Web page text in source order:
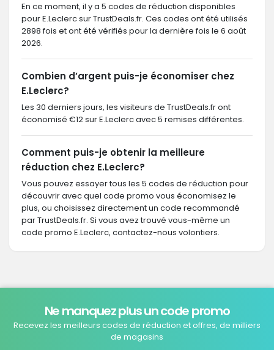
En ce moment, il y a 5 codes de réduction disponibles
pour E.Leclerc sur TrustDeals.fr. Ces codes ont été utilisés
2898 fois et ont été vérifiés pour la dernière fois le 6 août
2026.
Combien d’argent puis-je économiser chez
E.Leclerc?
Les 30 derniers jours, les visiteurs de TrustDeals.fr ont
économisé €12 sur E.Leclerc avec 5 remises différentes.
Comment puis-je obtenir la meilleure
réduction chez E.Leclerc?
Vous pouvez essayer tous les 5 codes de réduction pour
découvrir avec quel code promo vous économisez le
plus, ou choisissez directement un code recommandé
par TrustDeals.fr. Si vous avez trouvé vous-même un
code promo E.Leclerc, contactez-nous volontiers.
Ne manquez plus un code promo
Recevez les meilleurs codes de réduction et offres, de milliers
de magasins